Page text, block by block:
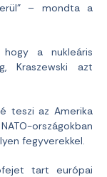
– mondta a
hogy a nukleáris
Kraszewski azt
teszi az Amerika
országokban
fegyverekkel.
tart európai